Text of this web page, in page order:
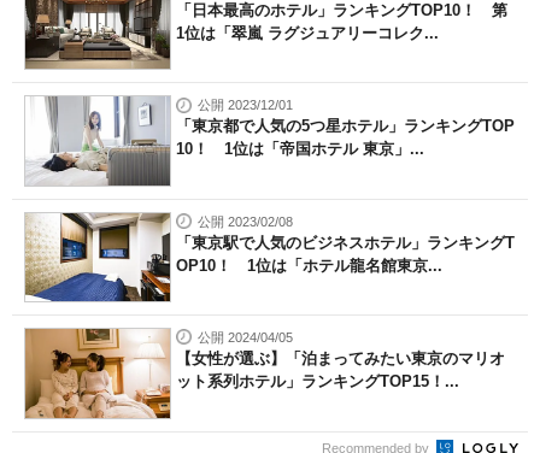
「日本最高のホテル」ランキングTOP10！ 第
1位は「翠嵐 ラグジュアリーコレク...
公開 2023/12/01
「東京都で人気の5つ星ホテル」ランキングTOP
10！ 1位は「帝国ホテル 東京」...
公開 2023/02/08
「東京駅で人気のビジネスホテル」ランキングT
OP10！ 1位は「ホテル龍名館東京...
公開 2024/04/05
【女性が選ぶ】「泊まってみたい東京のマリオ
ット系列ホテル」ランキングTOP15！...
Recommended by